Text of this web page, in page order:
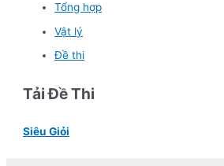
Tổng hợp
Vật lý
Đề thi
Tải Đề Thi
Siêu Giỏi